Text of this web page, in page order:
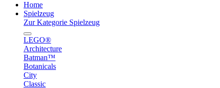
Home
Spielzeug
Zur Kategorie Spielzeug
LEGO®
Architecture
Batman™
Botanicals
City
Classic